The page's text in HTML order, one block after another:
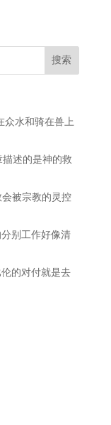
众水和骑在兽上
述的是神的救
被宗教的灵控
别工作好像清
的对付就是去